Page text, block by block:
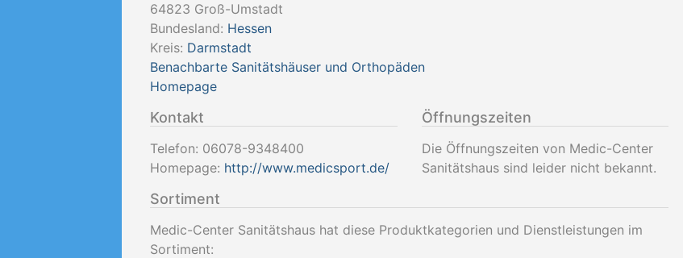
64823 Groß-Umstadt
Bundesland: Hessen
Kreis: Darmstadt
Benachbarte Sanitätshäuser und Orthopäden
Homepage
Kontakt
Telefon: 06078-9348400
Homepage: http://www.medicsport.de/
Öffnungszeiten
Die Öffnungszeiten von Medic-Center
Sanitätshaus sind leider nicht bekannt.
Sortiment
Medic-Center Sanitätshaus hat diese Produktkategorien und Dienstleistungen im
Sortiment: